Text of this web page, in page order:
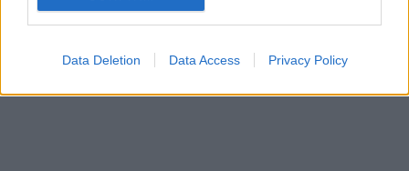
Data Deletion Data Access Privacy Policy